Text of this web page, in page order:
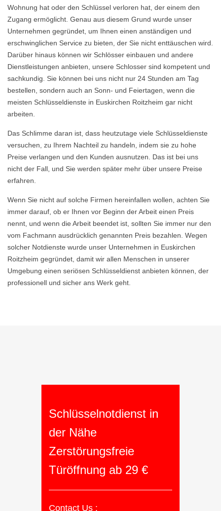
Wohnung hat oder den Schlüssel verloren hat, der einem den
Zugang ermöglicht. Genau aus diesem Grund wurde unser
Unternehmen gegründet, um Ihnen einen anständigen und
erschwinglichen Service zu bieten, der Sie nicht enttäuschen wird.
Darüber hinaus können wir Schlösser einbauen und andere
Dienstleistungen anbieten, unsere Schlosser sind kompetent und
sachkundig. Sie können bei uns nicht nur 24 Stunden am Tag
bestellen, sondern auch an Sonn- und Feiertagen, wenn die
meisten Schlüsseldienste in Euskirchen Roitzheim gar nicht
arbeiten.
Das Schlimme daran ist, dass heutzutage viele Schlüsseldienste
versuchen, zu Ihrem Nachteil zu handeln, indem sie zu hohe
Preise verlangen und den Kunden ausnutzen. Das ist bei uns
nicht der Fall, und Sie werden später mehr über unsere Preise
erfahren.
Wenn Sie nicht auf solche Firmen hereinfallen wollen, achten Sie
immer darauf, ob er Ihnen vor Beginn der Arbeit einen Preis
nennt, und wenn die Arbeit beendet ist, sollten Sie immer nur den
vom Fachmann ausdrücklich genannten Preis bezahlen. Wegen
solcher Notdienste wurde unser Unternehmen in Euskirchen
Roitzheim gegründet, damit wir allen Menschen in unserer
Umgebung einen seriösen Schlüsseldienst anbieten können, der
professionell und sicher ans Werk geht.
Schlüsselnotdienst in
der Nähe
Zerstörungsfreie
Türöffnung ab 29 €
Contact Us :